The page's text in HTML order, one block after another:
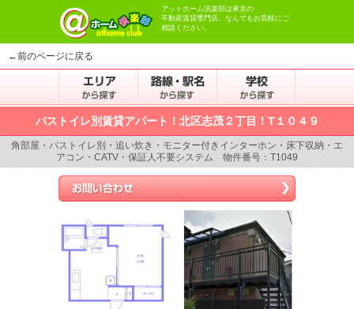
アットホーム倶楽部は東京の
不動産賃貸専門店。なんでもお気軽にご
相談ください。
←前のページに戻る
バストイレ別賃貸アパート！北区志茂２丁目！T１０４９
角部屋・バストイレ別・追い炊き・モニター付きインターホン・床下収納・エ
アコン・CATV・保証人不要システム 物件番号：T1049